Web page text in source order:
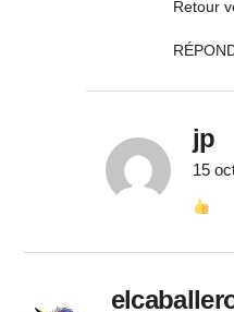
Retour
jp
15